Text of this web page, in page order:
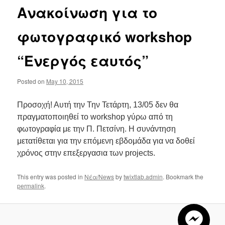
Ανακοίνωση για το
φωτογραφικό workshop
“Ενεργός εαυτός”
Posted on May 10, 2015
Προσοχή! Αυτή την Την Τετάρτη, 13/05 δεν θα
πραγματοποιηθεί το workshop γύρω από τη
φωτογραφία με την Π. Πετσίνη. Η συνάντηση
μετατίθεται για την επόμενη εβδομάδα για να δοθεί
χρόνος στην επεξεργασια των projects.
This entry was posted in Νέα/Newsbytwixtlab.admin. Bookmark the
permalink.